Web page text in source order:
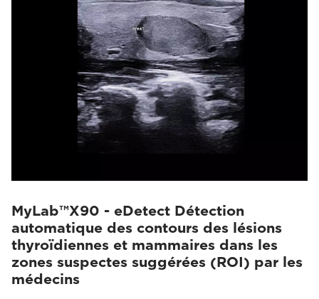
MyLab™X90 - eDetect Détection
automatique des contours des lésions
thyroïdiennes et mammaires dans les
zones suspectes suggérées (ROI) par les
médecins